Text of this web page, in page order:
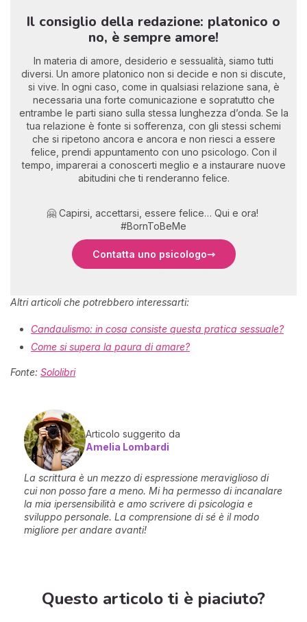
Il consiglio della redazione: platonico o
no, è sempre amore!
In materia di amore, desiderio e sessualità, siamo tutti
diversi. Un amore platonico non si decide e non si discute,
si vive. In ogni caso, come in qualsiasi relazione sana, è
necessaria una forte comunicazione e sopratutto che
entrambe le parti siano sulla stessa lunghezza d’onda. Se la
tua relazione è fonte si sofferenza, con gli stessi schemi
che si ripetono ancora e ancora e non riesci a essere
felice, prendi appuntamento con uno psicologo. Con il
tempo, imparerai a conoscerti meglio e a instaurare nuove
abitudini che ti renderanno felice.
🤗 Capirsi, accettarsi, essere felice… Qui e ora!
#BornToBeMe
Contatta uno psicologo
Altri articoli che potrebbero interessarti:
Candaulismo: in cosa consiste questa pratica sessuale?
Come si supera la paura di amare?
Fonte: Sololibri
Articolo suggerito da
Amelia Lombardi
La scrittura è un mezzo di espressione meraviglioso di
cui non posso fare a meno. Mi ha permesso di incanalare
la mia ipersensibilità e amo scrivere di psicologia e
sviluppo personale. La comprensione di sé è il modo
migliore per andare avanti!
Questo articolo ti è piaciuto?